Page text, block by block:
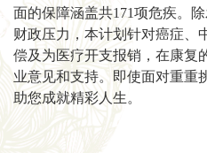
面的保障涵盖共171项危疾。
财政压力，本计划针对癌症、
偿及为医疗开支报销，在康复
业意见和支持。即使面对重重
助您成就精彩人生。